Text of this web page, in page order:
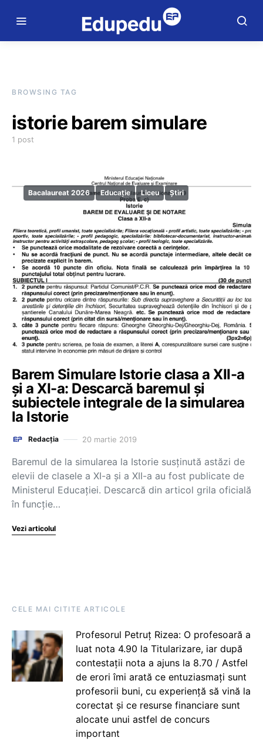
BROWSING TAG
istorie barem simulare
1 post
Bacalaureat 2026 Educație Liceu Știri
Barem Simulare Istorie clasa a XII-a
și a XI-a: Descarcă baremul și
subiectele integrale de la simularea
la Istorie
Redacția 20 martie 2019
Baremul de la simularea la Istorie susținută astăzi de
elevii de clasele a XI-a și a XII-a au fost publicate de
Ministerul Educației. Descarcă din articol grila oficială
în funcție…
Vezi articolul
CELE MAI CITITE ARTICOLE
Profesorul Petruț Rizea: O profesoară a
luat nota 4.90 la Titularizare, iar după
contestații nota a ajuns la 8.70 / Astfel
de erori îmi arată ce entuziasmați sunt
profesorii buni, cu experiență să vină la
corectat și ce resurse financiare sunt
alocate unui astfel de concurs
important